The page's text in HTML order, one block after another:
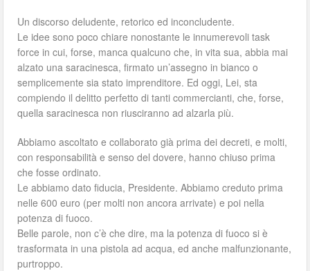
Un discorso deludente, retorico ed inconcludente.
Le idee sono poco chiare nonostante le innumerevoli task
force in cui, forse, manca qualcuno che, in vita sua, abbia mai
alzato una saracinesca, firmato un’assegno in bianco o
semplicemente sia stato imprenditore. Ed oggi, Lei, sta
compiendo il delitto perfetto di tanti commercianti, che, forse,
quella saracinesca non riusciranno ad alzarla più.
Abbiamo ascoltato e collaborato già prima dei decreti, e molti,
con responsabilità e senso del dovere, hanno chiuso prima
che fosse ordinato.
Le abbiamo dato fiducia, Presidente. Abbiamo creduto prima
nelle 600 euro (per molti non ancora arrivate) e poi nella
potenza di fuoco.
Belle parole, non c’è che dire, ma la potenza di fuoco si è
trasformata in una pistola ad acqua, ed anche malfunzionante,
purtroppo.